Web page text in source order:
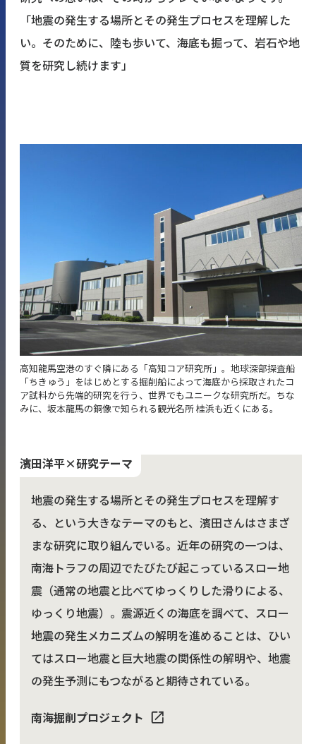
「地震の発生する場所とその発生プロセスを理解した
い。そのために、陸も歩いて、海底も掘って、岩石や地
質を研究し続けます」
高知龍馬空港のすぐ隣にある「高知コア研究所」。地球深部探査船
「ちきゅう」をはじめとする掘削船によって海底から採取されたコ
ア試料から先端的研究を行う、世界でもユニークな研究所だ。ちな
みに、坂本龍馬の銅像で知られる観光名所 桂浜も近くにある。
濱田洋平×研究テーマ
地震の発生する場所とその発生プロセスを理解す
る、という大きなテーマのもと、濱田さんはさまざ
まな研究に取り組んでいる。近年の研究の一つは、
南海トラフの周辺でたびたび起こっているスロー地
震（通常の地震と比べてゆっくりした滑りによる、
ゆっくり地震）。震源近くの海底を調べて、スロー
地震の発生メカニズムの解明を進めることは、ひい
てはスロー地震と巨大地震の関係性の解明や、地震
の発生予測にもつながると期待されている。
南海掘削プロジェクト